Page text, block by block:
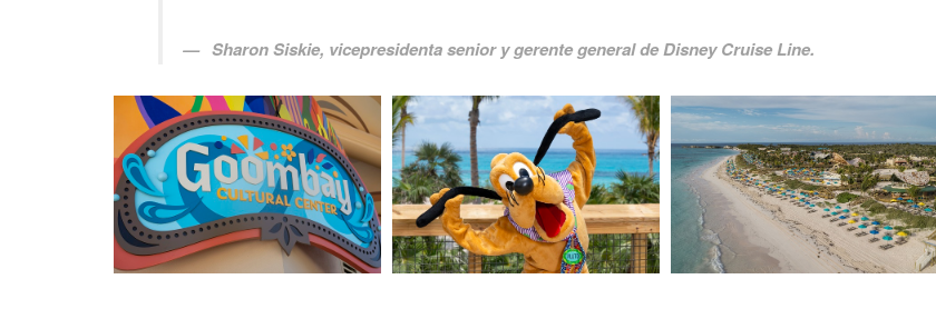
Sharon Siskie, vicepresidenta senior y gerente general de Disney Cruise Line.